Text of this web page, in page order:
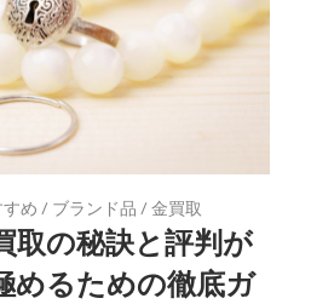
め/ ブランド品/金買取
取の秘訣と評判が
めるための徹底ガ